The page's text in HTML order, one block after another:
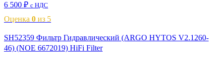
6 500 ₽ с НДС
Оценка 0 из 5
SH52359 Фильтр Гидравлический (ARGO HYTOS V2.1260-
46) (NOE 6672019) HiFi Filter